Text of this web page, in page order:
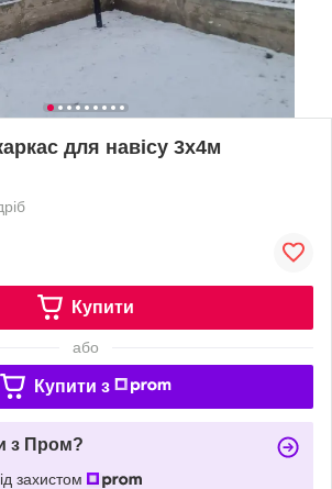
для навісу 3х4м
Купити
або
Купити з
з Пром?
захистом